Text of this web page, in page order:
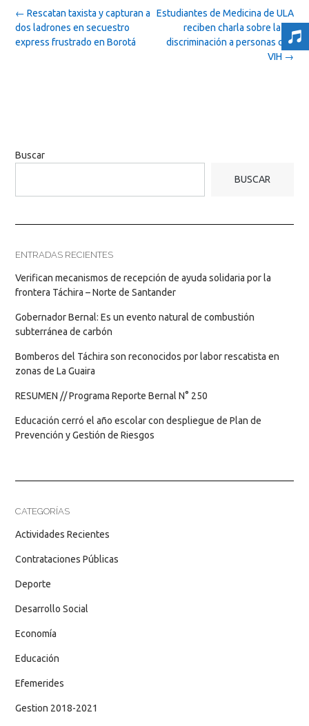
Post
navigation
Estudiantes de Medicina de ULA
reciben charla sobre la no
discriminación a personas con
VIH →
← Rescatan taxista y capturan a
dos ladrones en secuestro
express frustrado en Borotá
Buscar
BUSCAR
ENTRADAS RECIENTES
Verifican mecanismos de recepción de ayuda solidaria por la
frontera Táchira – Norte de Santander
Gobernador Bernal: Es un evento natural de combustión
subterránea de carbón
Bomberos del Táchira son reconocidos por labor rescatista en
zonas de La Guaira
RESUMEN // Programa Reporte Bernal N° 250
Educación cerró el año escolar con despliegue de Plan de
Prevención y Gestión de Riesgos
CATEGORÍAS
Actividades Recientes
Contrataciones Públicas
Deporte
Desarrollo Social
Economía
Educación
Efemerides
Gestion 2018-2021